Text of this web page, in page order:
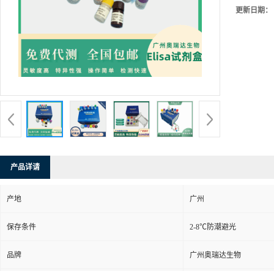
更新日期：
产品详请
产地 广州
保存条件 2-8℃防潮避光
品牌 广州奥瑞达生物